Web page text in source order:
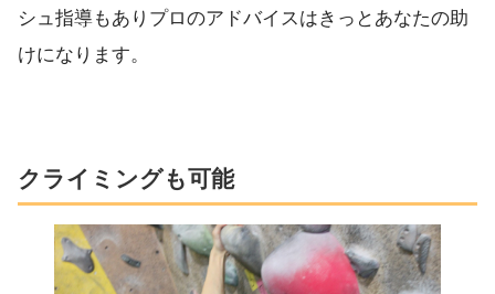
シュ指導もありプロのアドバイスはきっとあなたの助
けになります。
クライミングも可能